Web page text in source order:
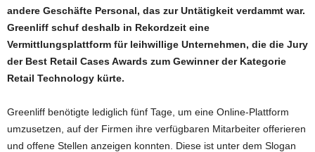
andere Geschäfte Personal, das zur Untätigkeit verdammt war.
Greenliff schuf deshalb in Rekordzeit eine
Vermittlungsplattform für leihwillige Unternehmen, die die Jury
der Best Retail Cases Awards zum Gewinner der Kategorie
Retail Technology kürte.
Greenliff benötigte lediglich fünf Tage, um eine Online-Plattform
umzusetzen, auf der Firmen ihre verfügbaren Mitarbeiter offerieren
und offene Stellen anzeigen konnten. Diese ist unter dem Slogan